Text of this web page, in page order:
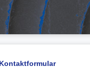
Kontaktformular